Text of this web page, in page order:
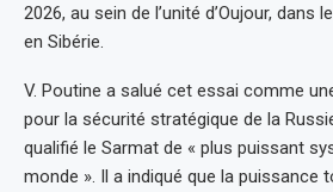
2026, au sein de l’unité d’Oujour, dans
en Sibérie.
V. Poutine a salué cet essai comme
pour la sécurité stratégique de la
qualifié le Sarmat de « plus puissant
monde ». Il a indiqué que la puissance